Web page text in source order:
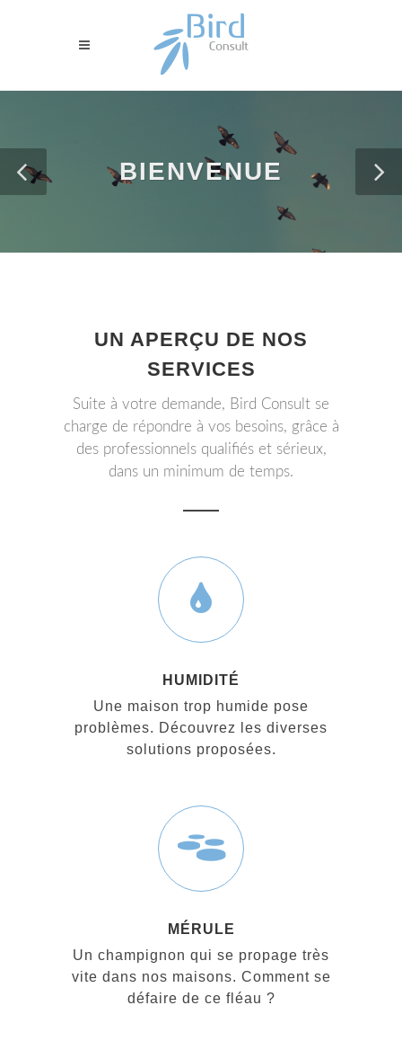
BIENVENUE
UN APERÇU DE NOS
SERVICES
Suite à votre demande, Bird Consult se
charge de répondre à vos besoins, grâce à
des professionnels qualifiés et sérieux,
dans un minimum de temps.
HUMIDITÉ
Une maison trop humide pose
problèmes. Découvrez les diverses
solutions proposées.
MÉRULE
Un champignon qui se propage très
vite dans nos maisons. Comment se
défaire de ce fléau ?